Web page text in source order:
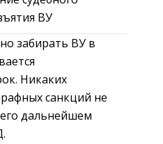
ВУ
забирать ВУ в
Никаких
санкций не
дальнейшем